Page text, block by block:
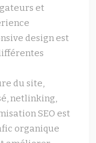
et
design est
du site,
netlinking,
SEO est
organique